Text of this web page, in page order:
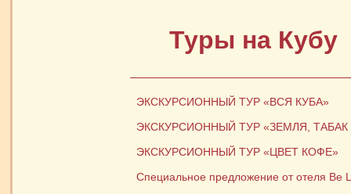
Туры на Кубу
ЭКСКУРСИОННЫЙ ТУР «ВСЯ КУБА»
ЭКСКУРСИОННЫЙ ТУР «ЗЕМЛЯ,
ЭКСКУРСИОННЫЙ ТУР «ЦВЕТ КОФЕ»
Специальное предложение от отеля Be